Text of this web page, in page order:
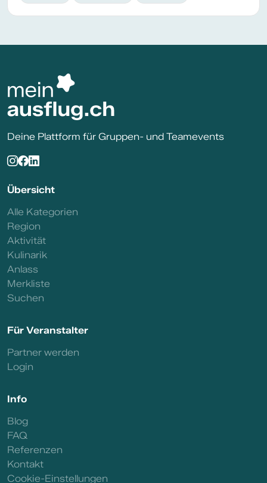
Deine Plattform für Gruppen- und Teamevents
Übersicht
Alle Kategorien
Region
Aktivität
Kulinarik
Anlass
Merkliste
Suchen
Für Veranstalter
Partner werden
Login
Info
Blog
FAQ
Referenzen
Kontakt
Cookie-Einstellungen